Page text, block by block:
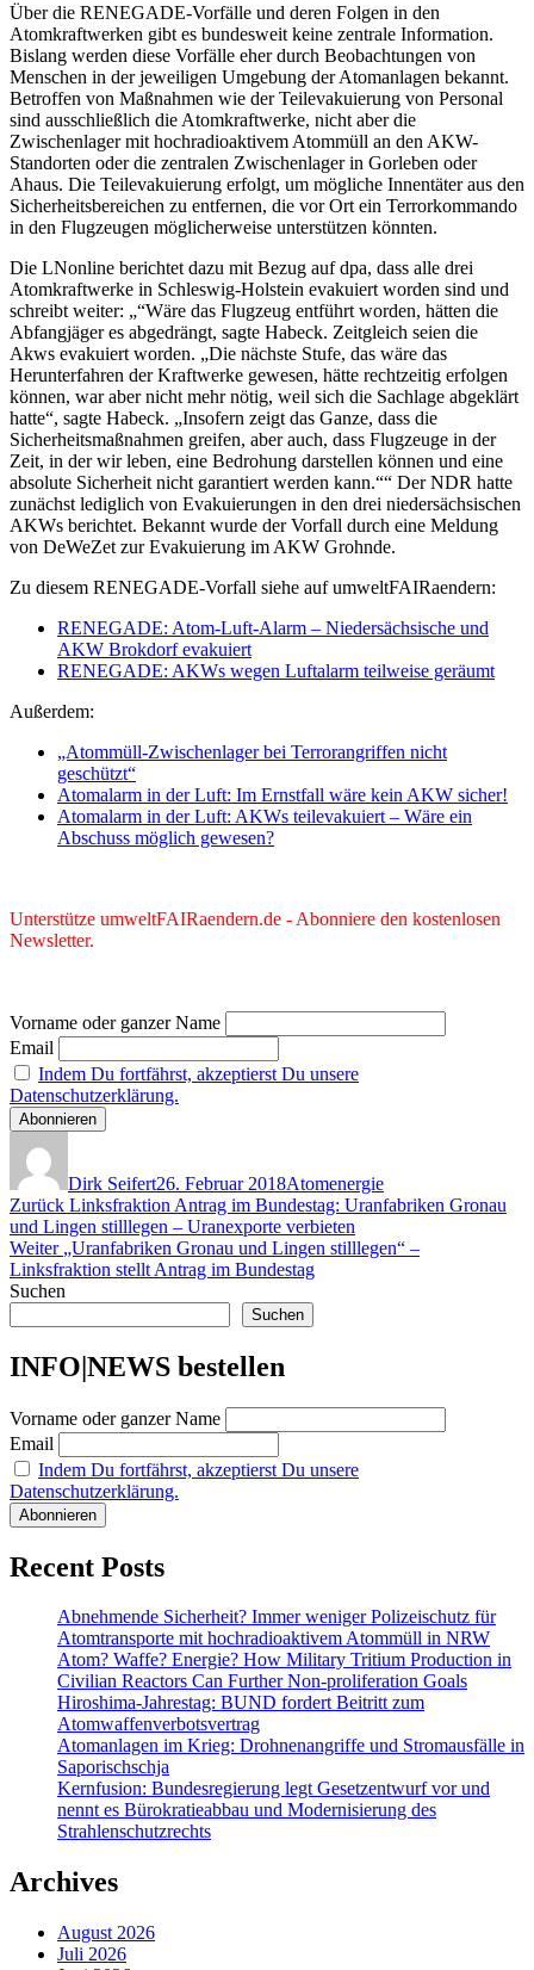
Über die RENEGADE-Vorfälle und deren Folgen in den
Atomkraftwerken gibt es bundesweit keine zentrale Information.
Bislang werden diese Vorfälle eher durch Beobachtungen von
Menschen in der jeweiligen Umgebung der Atomanlagen bekannt.
Betroffen von Maßnahmen wie der Teilevakuierung von Personal
sind ausschließlich die Atomkraftwerke, nicht aber die
Zwischenlager mit hochradioaktivem Atommüll an den AKW-
Standorten oder die zentralen Zwischenlager in Gorleben oder
Ahaus. Die Teilevakuierung erfolgt, um mögliche Innentäter aus den
Sicherheitsbereichen zu entfernen, die vor Ort ein Terrorkommando
in den Flugzeugen möglicherweise unterstützen könnten.
Die LNonline berichtet dazu mit Bezug auf dpa, dass alle drei
Atomkraftwerke in Schleswig-Holstein evakuiert worden sind und
schreibt weiter: „“Wäre das Flugzeug entführt worden, hätten die
Abfangjäger es abgedrängt, sagte Habeck. Zeitgleich seien die
Akws evakuiert worden. „Die nächste Stufe, das wäre das
Herunterfahren der Kraftwerke gewesen, hätte rechtzeitig erfolgen
können, war aber nicht mehr nötig, weil sich die Sachlage abgeklärt
hatte“, sagte Habeck. „Insofern zeigt das Ganze, dass die
Sicherheitsmaßnahmen greifen, aber auch, dass Flugzeuge in der
Zeit, in der wir leben, eine Bedrohung darstellen können und eine
absolute Sicherheit nicht garantiert werden kann.““ Der NDR hatte
zunächst lediglich von Evakuierungen in den drei niedersächsischen
AKWs berichtet. Bekannt wurde der Vorfall durch eine Meldung
von DeWeZet zur Evakuierung im AKW Grohnde.
Zu diesem RENEGADE-Vorfall siehe auf umweltFAIRaendern:
RENEGADE: Atom-Luft-Alarm – Niedersächsische und
AKW Brokdorf evakuiert
RENEGADE: AKWs wegen Luftalarm teilweise geräumt
Außerdem:
„Atommüll-Zwischenlager bei Terrorangriffen nicht
geschützt“
Atomalarm in der Luft: Im Ernstfall wäre kein AKW sicher!
Atomalarm in der Luft: AKWs teilevakuiert – Wäre ein
Abschuss möglich gewesen?
Unterstütze umweltFAIRaendern.de - Abonniere den kostenlosen
Newsletter.
Vorname oder ganzer Name
Email
Indem Du fortfährst, akzeptierst Du unsere
Datenschutzerklärung.
Dirk Seifert26. Februar 2018Atomenergie
Beitragsnavigation
Zurück Vorheriger
Beitrag:
Linksfraktion Antrag im Bundestag: Uranfabriken Gronau
und Lingen stilllegen – Uranexporte verbieten
Weiter
Nächster
Beitrag:
„Uranfabriken Gronau und Lingen stilllegen“ –
Linksfraktion stellt Antrag im Bundestag
Suchen
Suchen
INFO|NEWS bestellen
Vorname oder ganzer Name
Email
Indem Du fortfährst, akzeptierst Du unsere
Datenschutzerklärung.
Recent Posts
Abnehmende Sicherheit? Immer weniger Polizeischutz für
Atomtransporte mit hochradioaktivem Atommüll in NRW
Atom? Waffe? Energie? How Military Tritium Production in
Civilian Reactors Can Further Non-proliferation Goals
Hiroshima-Jahrestag: BUND fordert Beitritt zum
Atomwaffenverbotsvertrag
Atomanlagen im Krieg: Drohnenangriffe und Stromausfälle in
Saporischschja
Kernfusion: Bundesregierung legt Gesetzentwurf vor und
nennt es Bürokratieabbau und Modernisierung des
Strahlenschutzrechts
Archives
August 2026
Juli 2026